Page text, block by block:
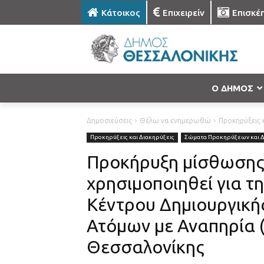
Κάτοικος Επιχειρείν
Ο ΔΗΜΟΣ
Δημοσιεύσεις Θέλω να ενημερωθώ Προκηρύξεις
Προκηρύξεις και Διακηρύξεις Σώματα Προκηρύξεων και
Προκήρυξη μίσθωσης
χρησιμοποιηθεί για
Κέντρου
Ατόμων με
Θεσσαλονίκης